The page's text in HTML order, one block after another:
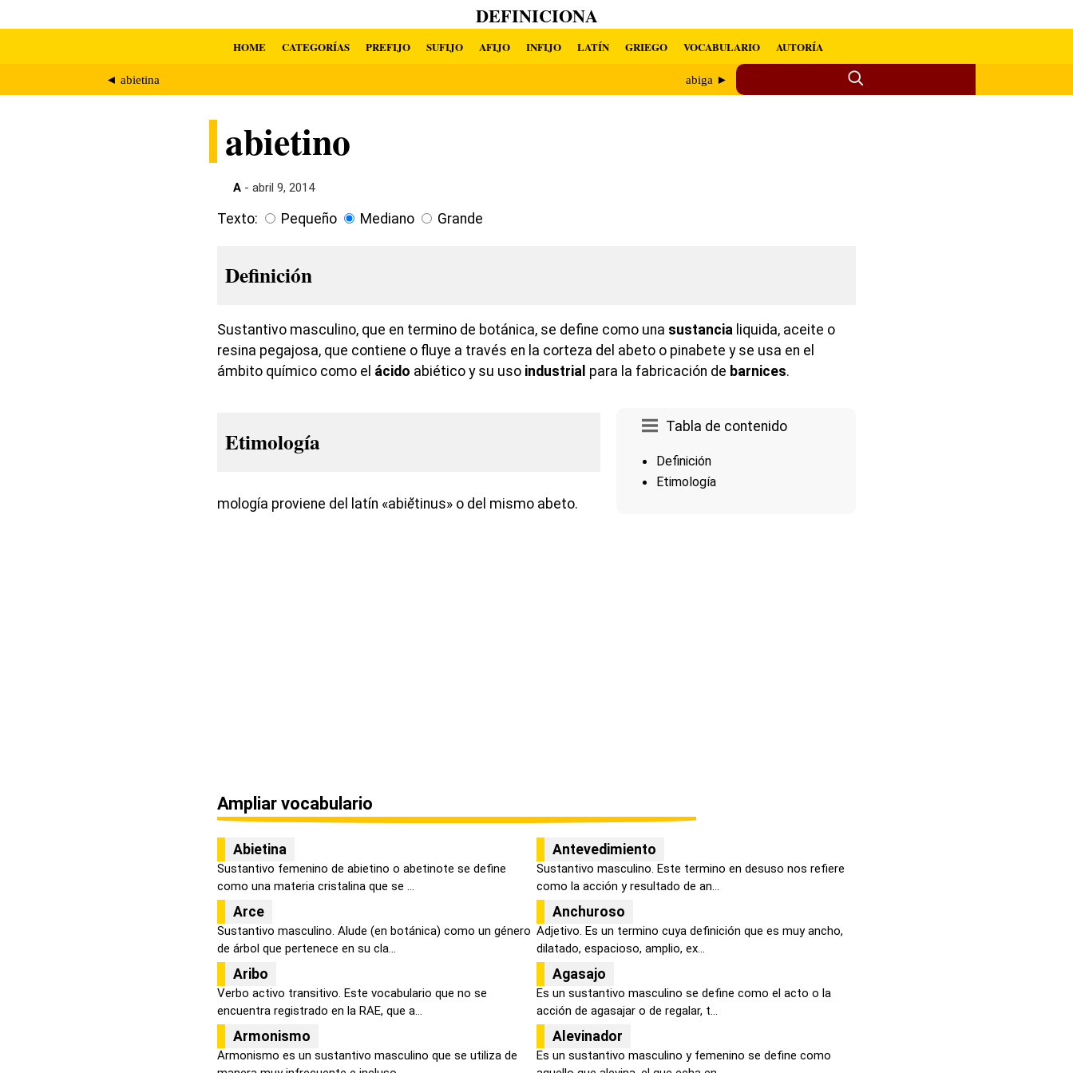
DEFINICIONA
HOME CATEGORÍAS PREFIJO SUFIJO AFIJO INFIJO LATÍN GRIEGO VOCABULARIO AUTORÍA
◄ abietina abiga ►
abietino
A - abril 9, 2014
Texto: Pequeño Mediano Grande
Definición
Sustantivo masculino, que en termino de botánica, se define como una sustancia liquida, aceite o
resina pegajosa, que contiene o fluye a través en la corteza del abeto o pinabete y se usa en el
ámbito químico como el ácido abiético y su uso industrial para la fabricación de barnices.
Tabla de contenido
Definición
Etimología
Etimología
mología proviene del latín «abiĕtinus» o del mismo abeto.
Ampliar vocabulario
Abietina
Sustantivo femenino de abietino o abetinote se define
como una materia cristalina que se ...
Antevedimiento
Sustantivo masculino. Este termino en desuso nos refiere
como la acción y resultado de an...
Arce
Sustantivo masculino. Alude (en botánica) como un género
de árbol que pertenece en su cla...
Anchuroso
Adjetivo. Es un termino cuya definición que es muy ancho,
dilatado, espacioso, amplio, ex...
Aribo
Verbo activo transitivo. Este vocabulario que no se
encuentra registrado en la RAE, que a...
Agasajo
Es un sustantivo masculino se define como el acto o la
acción de agasajar o de regalar, t...
Armonismo
Armonismo es un sustantivo masculino que se utiliza de
Alevinador
Es un sustantivo masculino y femenino se define como